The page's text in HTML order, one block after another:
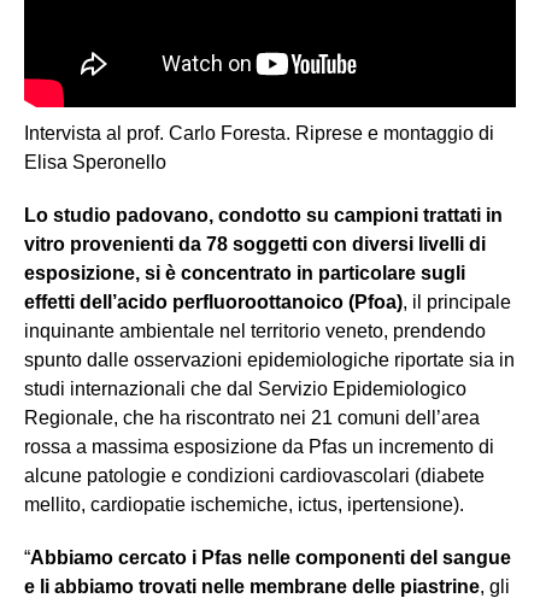
Intervista al prof. Carlo Foresta. Riprese e montaggio di
Elisa Speronello
Lo studio padovano, condotto su campioni trattati in
vitro provenienti da 78 soggetti con diversi livelli di
esposizione, si è concentrato in particolare sugli
effetti dell’acido perfluoroottanoico (Pfoa), il principale
inquinante ambientale nel territorio veneto, prendendo
spunto dalle osservazioni epidemiologiche riportate sia in
studi internazionali che dal Servizio Epidemiologico
Regionale, che ha riscontrato nei 21 comuni dell’area
rossa a massima esposizione da Pfas un incremento di
alcune patologie e condizioni cardiovascolari (diabete
mellito, cardiopatie ischemiche, ictus, ipertensione).
“Abbiamo cercato i Pfas nelle componenti del sangue
e li abbiamo trovati nelle membrane delle piastrine, gli